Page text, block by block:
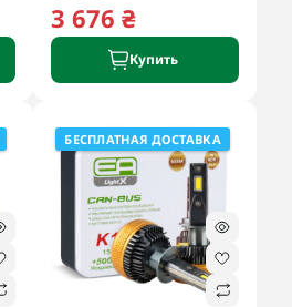
3 676 ₴
Купить
БЕСПЛАТНАЯ ДОСТАВКА